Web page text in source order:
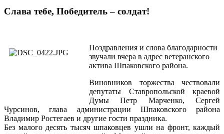
Слава тебе, Победитель – солдат!
Поздравления и слова благодарности
звучали вчера в адрес ветеранского
актива Шпаковского района.
Виновников торжества чествовали
депутаты Ставропольской краевой
Думы Петр Марченко, Сергей
Чурсинов, глава администрации Шпаковского района
Владимир Ростегаев и другие гости праздника.
Без малого десять тысяч шпаковцев ушли на фронт, каждый